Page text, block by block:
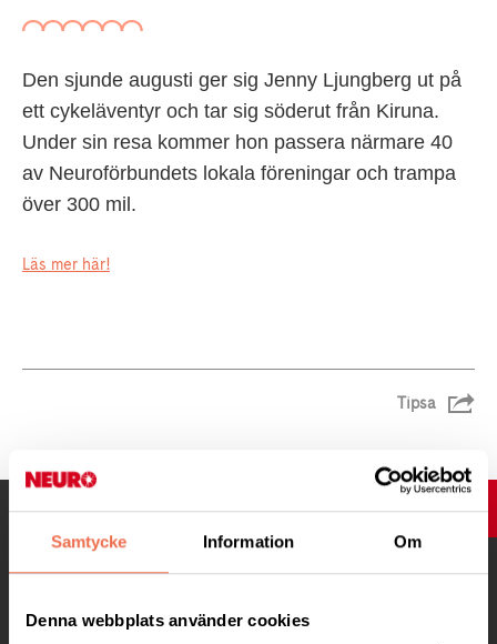
Samtycke Information Om
Denna webbplats använder cookies
Den sjunde augusti ger sig Jenny Ljungberg ut på
ett cykeläventyr och tar sig söderut från Kiruna.
Under sin resa kommer hon passera närmare 40
av Neuroförbundets lokala föreningar och trampa
över 300 mil.
Läs mer här!
Tipsa
UPP